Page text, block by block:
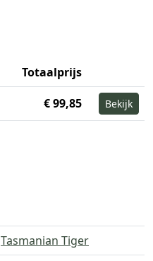
Totaalprijs
€ 99,85 Bekijk
Tasmanian Tiger